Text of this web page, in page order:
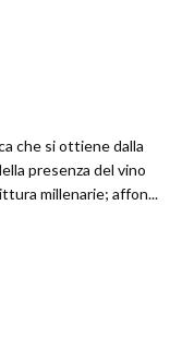
che si ottiene dalla
presenza del vino
millenarie; affon...